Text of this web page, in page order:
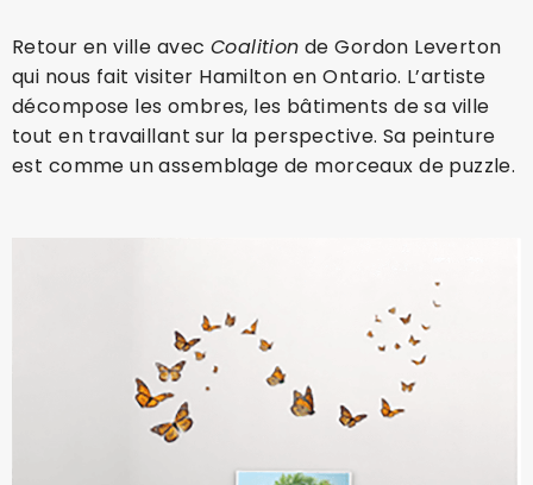
Retour en ville avec Coalition de Gordon Leverton
qui nous fait visiter Hamilton en Ontario. L’artiste
décompose les ombres, les bâtiments de sa ville
tout en travaillant sur la perspective. Sa peinture
est comme un assemblage de morceaux de puzzle.